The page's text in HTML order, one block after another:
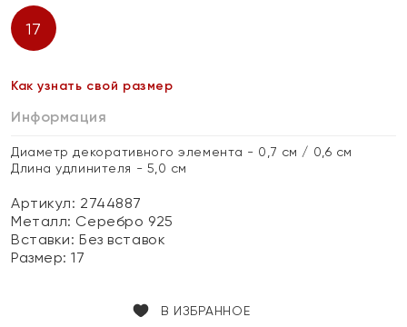
17
Как узнать свой размер
Информация
Диаметр декоративного элемента - 0,7 см / 0,6 см
Длина удлинителя - 5,0 см
Артикул: 2744887
Металл: Серебро 925
Вставки:Без вставок
Размер:17
В ИЗБРАННОЕ